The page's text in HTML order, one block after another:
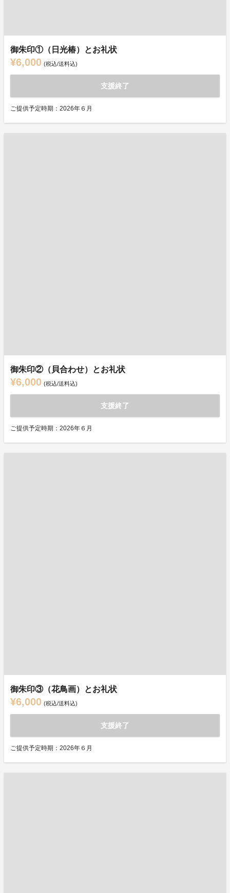
御朱印①（日光椿）とお礼状
¥6,000 (税込/送料込)
支援終了
ご提供予定時期：2026年６月
御朱印②（貝合わせ）とお礼状
¥6,000 (税込/送料込)
支援終了
ご提供予定時期：2026年６月
御朱印③（花鳥画）とお礼状
¥6,000 (税込/送料込)
支援終了
ご提供予定時期：2026年６月